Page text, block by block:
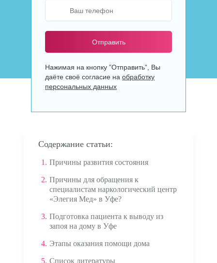
Отправить
Нажимая на кнопку ”Отправить”, Вы
даёте своё согласие на обработку
персональных данных
Содержание статьи:
1. Причины развития состояния
2. Причины для обращения к
специалистам наркологический центр
«Элегия Мед» в Уфе?
3. Подготовка пациента к выводу из
запоя на дому в Уфе
4. Этапы оказания помощи дома
5. Список литературы